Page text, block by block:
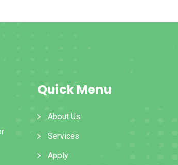
Quick Menu
About Us
Services
Apply